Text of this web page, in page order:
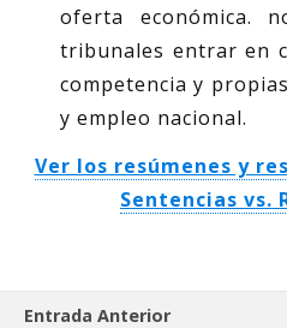
oferta económica.
tribunales entrar en
competencia y
y empleo nacional.
Ver los resúmenes y
Sentencias vs.
Entrada Anterior